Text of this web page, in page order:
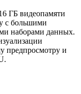
ГБ видеопамяти
с большими
наборами данных.
предпросмотру и